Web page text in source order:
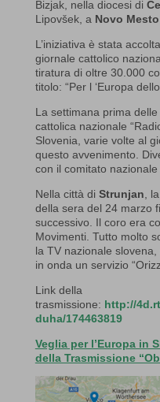
Bizjak, nella diocesi di
Lipovšek, a Novo Mesto
L’iniziativa è stata
giornale cattolico
tiratura di oltre 30.000
titolo: “Per l ‘Europa
La settimana prima
cattolica nazionale
Slovenia, varie volte al
questo avvenimento.
con il comitato nazionale
Nella città di Strunjan ,
della sera del 24 marzo
successivo. Il coro era
Movimenti. Tutto molto
la TV nazionale
in onda un servizio
Link della
trasmissione: http://
duha/174463819
Veglia per l’Europa in
della Trasmissione